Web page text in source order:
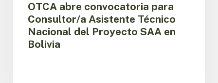
OTCA abre convocatoria para
Consultor/a Asistente Técnico
Nacional del Proyecto SAA en
Bolivia